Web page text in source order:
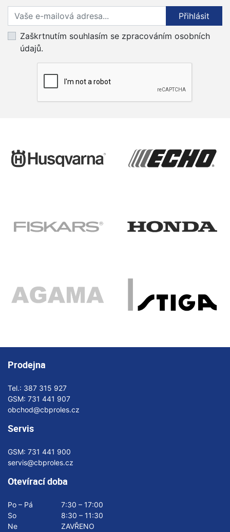
Přihlaste se k odběru novinek
Přihlásit
Zaškrtnutím souhlasím se zpracováním osobních
údajů.
Prodejna
Tel.: 387 315 927
GSM: 731 441 907
obchod@cbproles.cz
Servis
GSM: 731 441 900
servis@cbproles.cz
Otevírací doba
Po – Pá
7:30 – 17:00
So
8:30 – 11:30
Ne
ZAVŘENO